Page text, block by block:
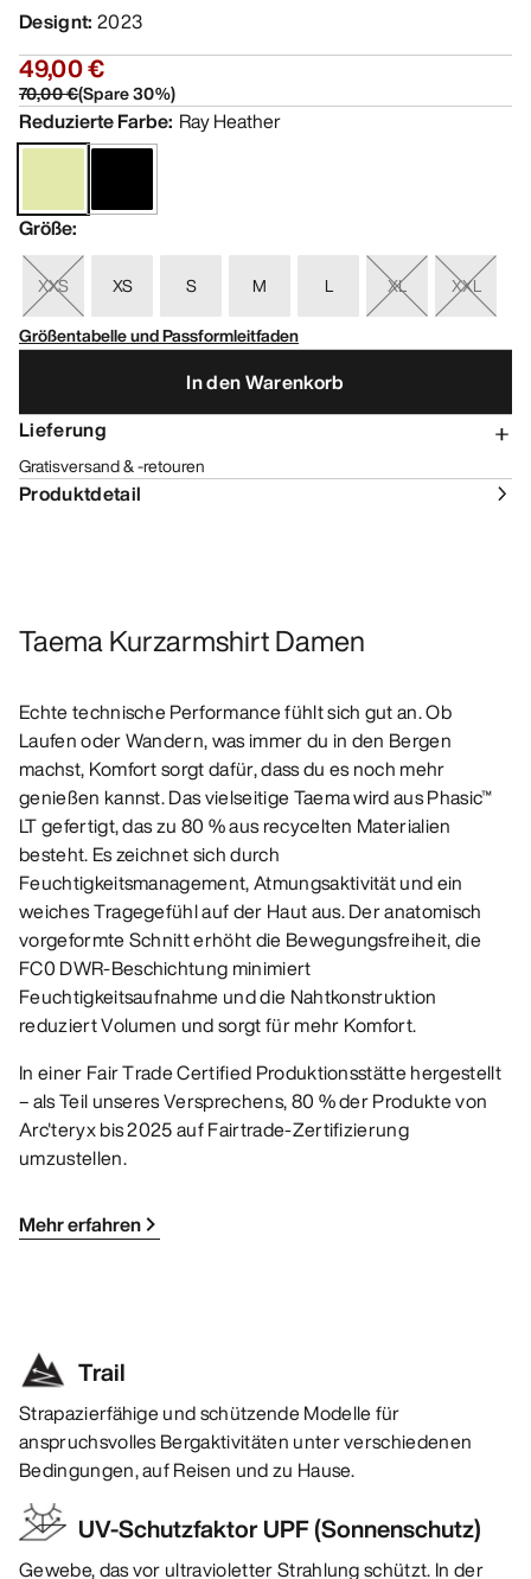
Designt: 2023
49,00 €
70,00 €(Spare30%)
Reduzierte Farbe: Ray Heather
Größe:
XXS XS S M L XL
XXL
Größentabelle und Passformleitfaden
In den Warenkorb
Lieferung
Gratisversand & -retouren
Produktdetail
Taema Kurzarmshirt Damen
Echte technische Performance fühlt sich gut an. Ob
Laufen oder Wandern, was immer du in den Bergen
machst, Komfort sorgt dafür, dass du es noch mehr
genießen kannst. Das vielseitige Taema wird aus Phasic™
LT gefertigt, das zu 80 % aus recycelten Materialien
besteht. Es zeichnet sich durch
Feuchtigkeitsmanagement, Atmungsaktivität und ein
weiches Tragegefühl auf der Haut aus. Der anatomisch
vorgeformte Schnitt erhöht die Bewegungsfreiheit, die
FC0 DWR-Beschichtung minimiert
Feuchtigkeitsaufnahme und die Nahtkonstruktion
reduziert Volumen und sorgt für mehr Komfort.
In einer Fair Trade Certified Produktionsstätte hergestellt
– als Teil unseres Versprechens, 80 % der Produkte von
Arc'teryx bis 2025 auf Fairtrade-Zertifizierung
umzustellen.
Mehr erfahren
Trail
Strapazierfähige und schützende Modelle für
anspruchsvolles Bergaktivitäten unter verschiedenen
Bedingungen, auf Reisen und zu Hause.
UV-Schutzfaktor UPF (Sonnenschutz)
Gewebe, das vor ultravioletter Strahlung schützt. In der